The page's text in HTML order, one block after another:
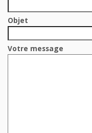
Objet
Votre message